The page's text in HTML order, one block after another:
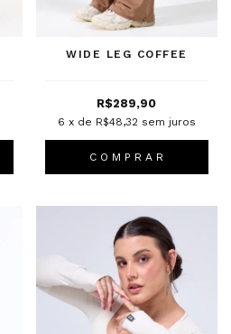
WIDE LEG COFFEE
R$289,90
6 x de R$48,32 sem juros
C O M P R A R